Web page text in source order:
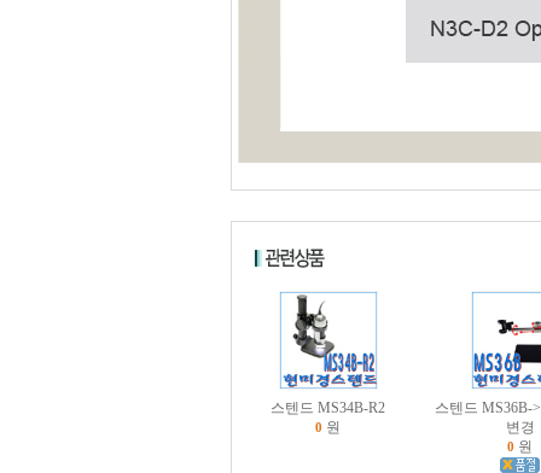
스텐드 MS34B-R2
0 원
스텐드 MS36B-
변경
0 원